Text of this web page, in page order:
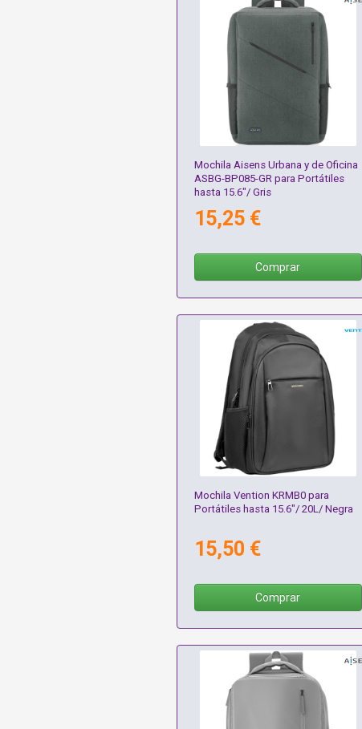
Mochila Aisens Urbana y de Oficina
ASBG-BP085-GR para Portátiles
hasta 15.6"/ Gris
15,25 €
Comprar
Mochila Vention KRMB0 para
Portátiles hasta 15.6"/ 20L/ Negra
15,50 €
Comprar